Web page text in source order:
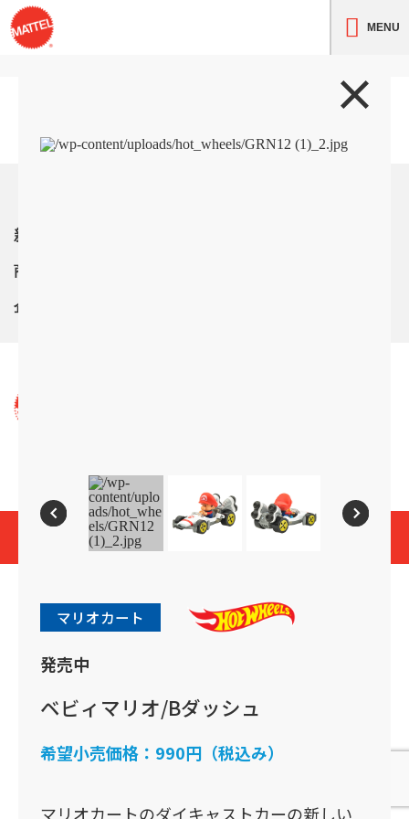
MENU
マリオカート
発売中
ベビィマリオ/Bダッシュ
希望小売価格： 990円（税込み）
マリオカートのダイキャストカーの新しい
新着情報
商品紹介
企業情報
© 2026 Mattel. All Rights Reserved.
page top